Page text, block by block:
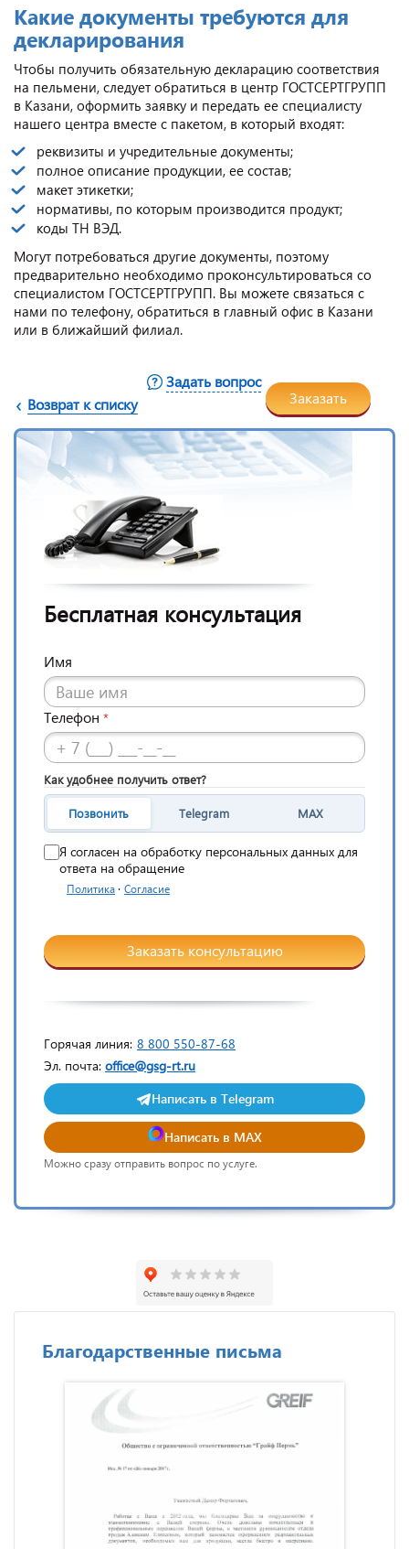
Какие документы требуются для
декларирования
Чтобы получить обязательную декларацию соответствия
на пельмени, следует обратиться в центр ГОСТСЕРТГРУПП
в Казани, оформить заявку и передать ее специалисту
нашего центра вместе с пакетом, в который входят:
реквизиты и учредительные документы;
полное описание продукции, ее состав;
макет этикетки;
нормативы, по которым производится продукт;
коды ТН ВЭД.
Могут потребоваться другие документы, поэтому
предварительно необходимо проконсультироваться со
специалистом ГОСТСЕРТГРУПП. Вы можете связаться с
нами по телефону, обратиться в главный офис в Казани
или в ближайший филиал.
Возврат к списку
Задать вопрос
Заказать
Бесплатная консультация
Имя
Телефон *
Как удобнее получить ответ?
Позвонить Telegram MAX
Я согласен на обработку персональных данных для
ответа на обращение
Политика · Согласие
Заказать консультацию
Горячая линия: 8 800 550-87-68
Эл. почта: office@gsg-rt.ru
Написать в Telegram
Написать в MAX
Можно сразу отправить вопрос по услуге.
Благодарственные письма